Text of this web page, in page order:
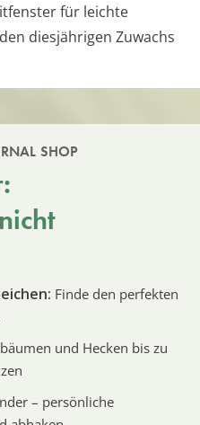
für leichte
diesjährigen Zuwachs
SHOP
Finde den perfekten
und Hecken bis zu
– persönliche